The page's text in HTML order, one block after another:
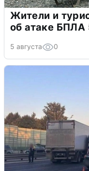
Жители и
об атаке БПЛА
5 августа 0